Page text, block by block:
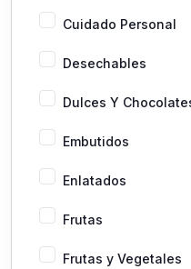
Cuidado Personal
Desechables
Dulces Y
Embutidos
Enlatados
Frutas
Frutas y Vegetales